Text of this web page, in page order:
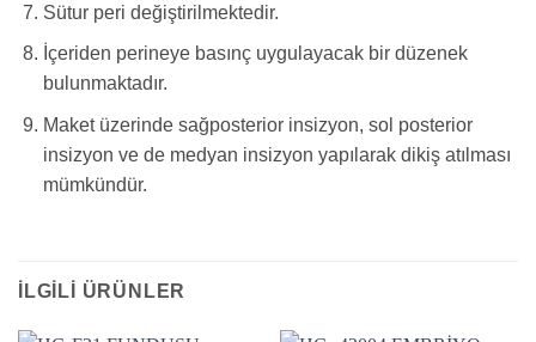
Sütur peri değiştirilmektedir.
İçeriden perineye basınç uygulayacak bir düzenek
bulunmaktadır.
Maket üzerinde sağposterior insizyon, sol posterior
insizyon ve de medyan insizyon yapılarak dikiş atılması
mümkündür.
İLGILI ÜRÜNLER